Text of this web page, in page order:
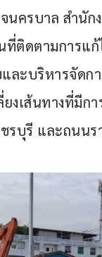
นครบาล สำนั
ติดตามการแ
ละบริหารจัด
งเส้นทางที่มีก
รบุรี และถนนร